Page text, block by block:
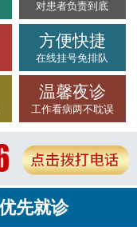
对患者负责到底
方便快捷
在线挂号免排队
温馨夜诊
工作看病两不耽误
先就诊